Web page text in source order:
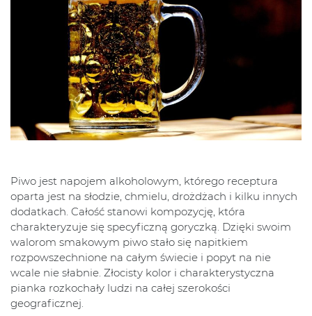
Piwo jest napojem alkoholowym, którego receptura
oparta jest na słodzie, chmielu, drożdżach i kilku innych
dodatkach. Całość stanowi kompozycję, która
charakteryzuje się specyficzną goryczką. Dzięki swoim
walorom smakowym piwo stało się napitkiem
rozpowszechnione na całym świecie i popyt na nie
wcale nie słabnie. Złocisty kolor i charakterystyczna
pianka rozkochały ludzi na całej szerokości
geograficznej.